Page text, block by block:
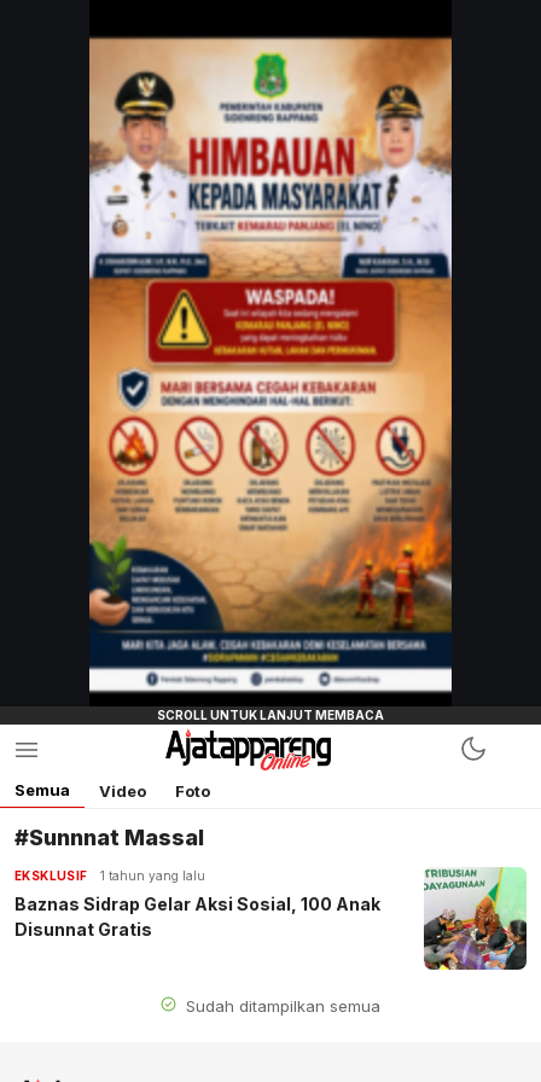
Semua Video Foto
#Sunnnat Massal
EKSKLUSIF 1 tahun yang lalu
Baznas Sidrap Gelar Aksi Sosial, 100 Anak
Disunnat Gratis
Sudah ditampilkan semua